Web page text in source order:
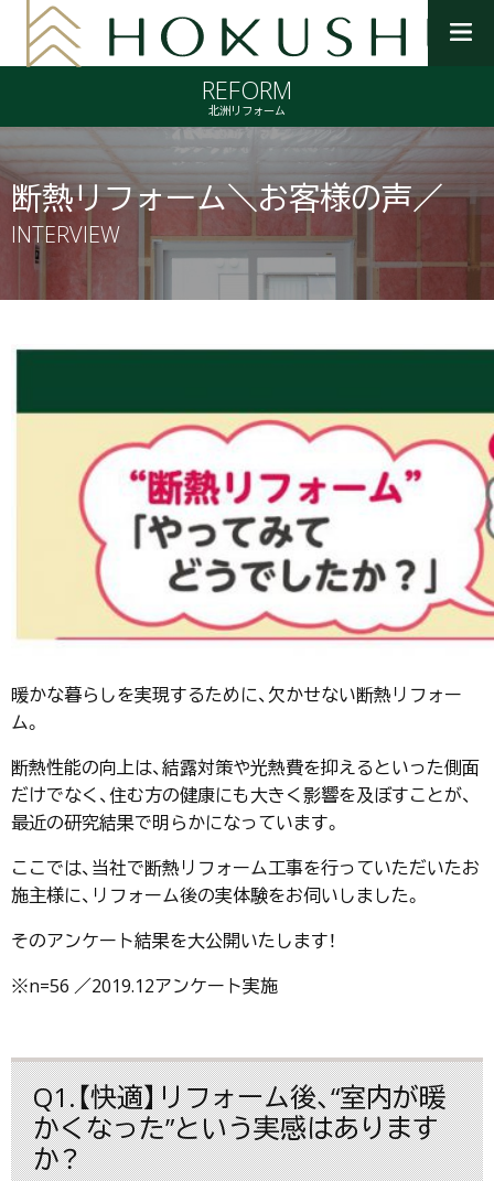
を
く
REFORM
北洲リフォーム
断熱リフォーム＼お客様の声／
INTERVIEW
暖かな暮らしを実現するために、欠かせない断熱リフォー
ム。
断熱性能の向上は、結露対策や光熱費を抑えるといった側面
だけでなく、住む方の健康にも大きく影響を及ぼすことが、
最近の研究結果で明らかになっています。
ここでは、当社で断熱リフォーム工事を行っていただいたお
施主様に、リフォーム後の実体験をお伺いしました。
そのアンケート結果を大公開いたします！
※n=56 ／2019.12アンケート実施
Q1.【快適】リフォーム後、“室内が暖
かくなった”という実感はあります
か？